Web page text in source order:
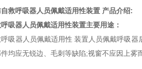
救呼吸器人员佩戴适用性装置 产品介绍:
吸器人员佩戴适用性装置主要用途：
吸器人员佩戴适用性 装置人员佩戴呼吸
均应无锐边、毛刺等缺陷;视窗不应因上雾